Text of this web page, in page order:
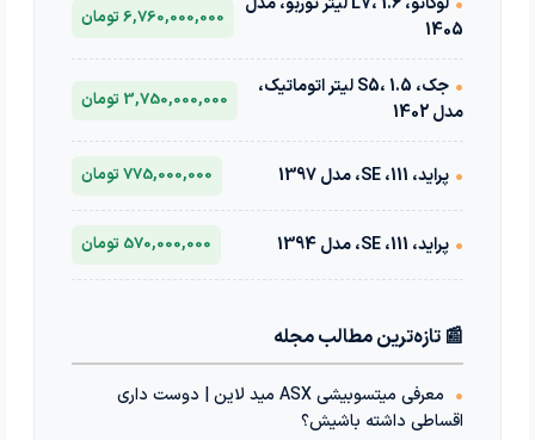
1405
6,760,000,000 تومان
•
جک، S5، 1.5 لیتر اتوماتیک،
مدل 1402
3,750,000,000 تومان
• پراید، 111، SE، مدل 1397 775,000,000 تومان
• پراید، 111، SE، مدل 1394 570,000,000 تومان
📰 تازه‌ترین مطالب مجله
•
معرفی میتسوبیشی ASX مید لاین | دوست داری
اقساطی داشته باشیش؟